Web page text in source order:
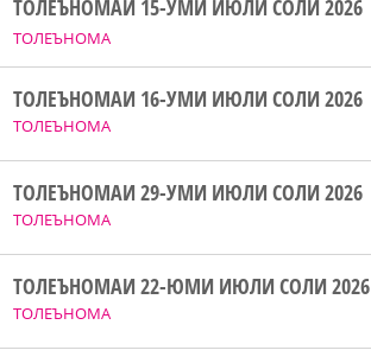
ТОЛЕЪНОМА
ТОЛЕЪНОМАИ 15-УМИ ИЮЛИ СОЛИ 2026
ТОЛЕЪНОМА
ТОЛЕЪНОМАИ 16-УМИ ИЮЛИ СОЛИ 2026
ТОЛЕЪНОМА
ТОЛЕЪНОМАИ 29-УМИ ИЮЛИ СОЛИ 2026
ТОЛЕЪНОМА
ТОЛЕЪНОМАИ 22-ЮМИ ИЮЛИ СОЛИ 2026